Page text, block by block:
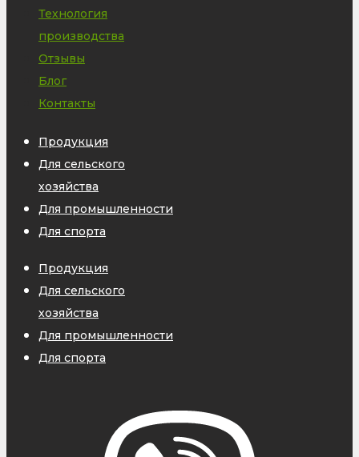
Технология
производства
Отзывы
Блог
Контакты
Продукция
Для сельского
хозяйства
Для промышленности
Для спорта
Продукция
Для сельского
хозяйства
Для промышленности
Для спорта